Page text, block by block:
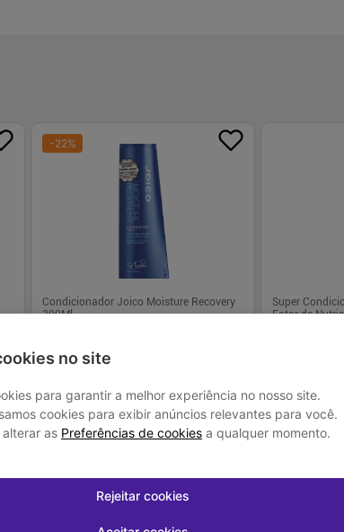
no site
para garantir a melhor experiência no nosso site.
cookies para exibir anúncios relevantes para você.
as Preferências de cookies a qualquer momento.
Rejeitar cookies
-22%
Condicionador Joico Moisture Recovery
300Ml
R$ 132,06
Em até3x de R$ 44,02sem juros
- +
Super
Fator de
Em até1x de
- +